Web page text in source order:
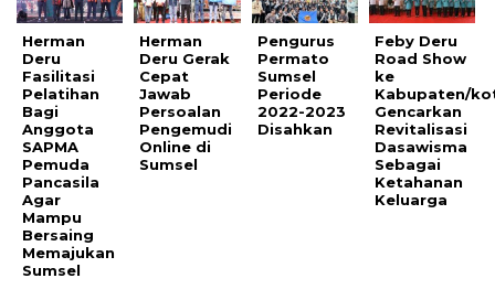
Herman
Deru
Fasilitasi
Pelatihan
Bagi
Anggota
SAPMA
Pemuda
Pancasila
Agar
Mampu
Bersaing
Memajukan
Sumsel
Herman
Deru Gerak
Cepat
Jawab
Persoalan
Pengemudi
Online di
Sumsel
Pengurus
Permato
Sumsel
Periode
2022-2023
Disahkan
Feby Deru
Road Show
ke
Kabupaten/
Gencarkan
Revitalisasi
Dasawisma
Sebagai
Ketahanan
Keluarga